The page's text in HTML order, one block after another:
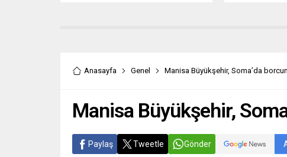
Belediyesi’nden bir açıklama
ifadesinde
Anasayfa Genel Manisa Büyükşehir, Soma’da
Manisa Büyükşehir,
Paylaş Tweetle Gönder